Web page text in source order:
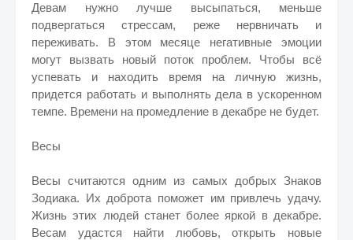
Девам нужно лучше высыпаться, меньше
подвергаться стрессам, реже нервничать и
переживать. В этом месяце негативные эмоции
могут вызвать новый поток проблем. Чтобы всё
успевать и находить время на личную жизнь,
придется работать и выполнять дела в ускоренном
темпе. Времени на промедление в декабре не будет.
Весы
Весы считаются одним из самых добрых Знаков
Зодиака. Их доброта поможет им привлечь удачу.
Жизнь этих людей станет более яркой в декабре.
Весам удастся найти любовь, открыть новые